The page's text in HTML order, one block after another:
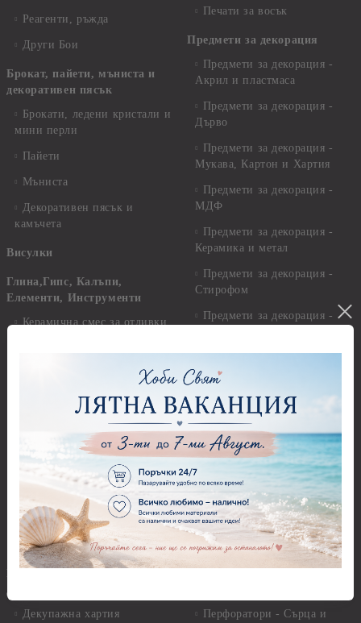
Реагенти, ръжда
Други Бои
Брокат, пайети, мъниста и
декоративен пясък
Брокати, ледени кристали и
мини перли
Пайети
Мъниста
Декоративен пясък и
камъчета
Висулки
Глина,Гипс, Калъпи,
Елементи, Инструменти
Керамична смес за отливки
Елементи от полимерна
Пластични елементи
Инструменти за моделиране
Молдове и шаблони
Самосъхнеща глина
Полимерна Глина
Приложни техники и
Декупаж
Декупажна хартия
Печати за восък
Предмети за декорация
Предмети за декорация -
Акрил и пластмаса
Предмети за декорация -
Дърво
Предмети за декорация -
Мукава, Картон и Хартия
Предмети за декорация -
МДФ
Предмети за декорация -
Керамика и метал
Предмети за декорация -
Стирофом
Предмети за декорация -
Плат, органза, зебло,
Пънчове Перфоратори
Перфоратори до 2,50 см
Перфоратори 2,50 см
Перфоратори над 2,50 см
Бордюрни пънчове
Ъглови перфоратори
Перфоратори Основни
Перфоратори - Сърца и